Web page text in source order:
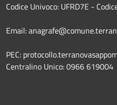
Codice Univoco: UFRD7E -
Email:
PEC:
Centralino Unico: 0966 619004